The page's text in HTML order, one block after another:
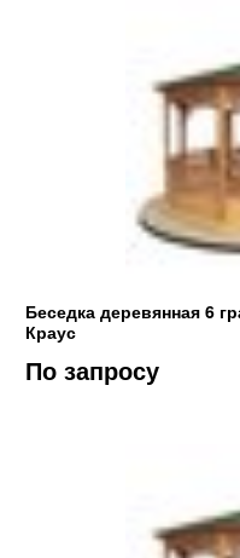
Беседка деревянная 6
Краус
По запросу